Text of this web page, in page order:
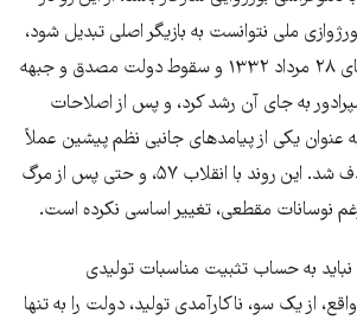
ملی نتوانست به بازیگر اصلی تبدیل شود،
به‌گونه‌ای که پس از کودتای ۲۸ مرداد ۱۳۳۲ و سقوط دولت مصدق و جبهه
به جای آن رشد کرد، و پس از اصلاحات
عنوان یکی از پیامدهای جانبی نظم پیشین عملاً
ار سپهر سیاسی ایران حذف شد. این روند با انقلاب ۵۷، و حتی پس از مرگ
نوسانات مقطعی، تغییر اساسی نکرده است.
به حساب تثبیت مناسبات تولیدی
از یک سو، ناکارآمدی تولید، دولت را به تنها